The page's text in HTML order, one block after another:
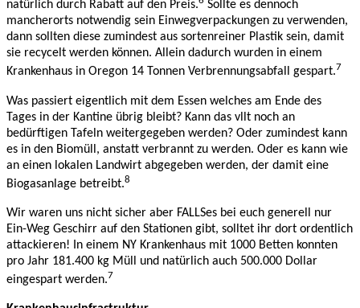
natürlich durch Rabatt auf den Preis.
Sollte es dennoch
mancherorts notwendig sein Einwegverpackungen zu verwenden,
dann sollten diese zumindest aus sortenreiner Plastik sein, damit
sie recycelt werden können. Allein dadurch wurden in einem
Krankenhaus in Oregon 14 Tonnen Verbrennungsabfall gespart.7
Was passiert eigentlich mit dem Essen welches am Ende des
Tages in der Kantine übrig bleibt? Kann das vllt noch an
bedürftigen Tafeln weitergegeben werden? Oder zumindest kann
es in den Biomüll, anstatt verbrannt zu werden. Oder es kann wie
an einen lokalen Landwirt abgegeben werden, der damit eine
Biogasanlage betreibt.8
Wir waren uns nicht sicher aber FALLSes bei euch generell nur
Ein-Weg Geschirr auf den Stationen gibt, solltet ihr dort ordentlich
attackieren! In einem NY Krankenhaus mit 1000 Betten konnten
pro Jahr 181.400 kg Müll und natürlich auch 500.000 Dollar
eingespart werden.7